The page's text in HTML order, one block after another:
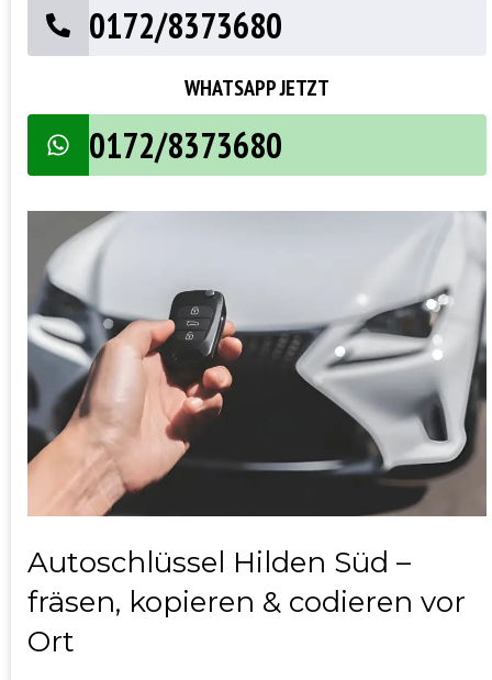
0172/8373680
WHATSAPP JETZT
0172/8373680
Autoschlüssel Hilden Süd –
fräsen, kopieren & codieren vor
Ort